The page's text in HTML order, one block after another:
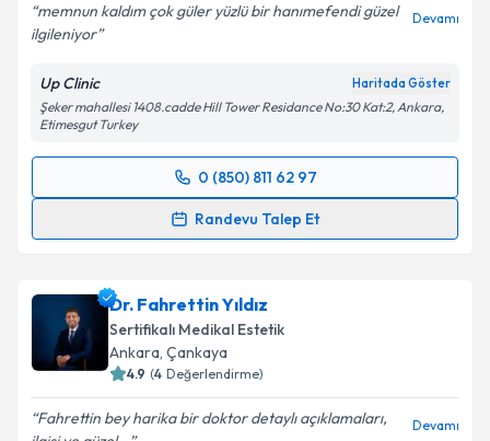
memnun kaldım çok güler yüzlü bir hanımefendi güzel
ilgileniyor
Devamı
Up Clinic Haritada Göster
Şeker mahallesi 1408.cadde Hill Tower Residance No:30 Kat:2, Ankara,
Etimesgut Turkey
0 (850) 811 62 97
Randevu Talep Et
Randevu Takvimi Talebi
takvim hazırlandığında e-posta ile bilgilendireceğiz.
E-posta Adresiniz
Dr. Fahrettin Yıldız
Sertifikalı Medikal Estetik
Ankara, Çankaya
4.9 (4 Değerlendirme)
Fahrettin bey harika bir doktor detaylı açıklamaları,
Devamı